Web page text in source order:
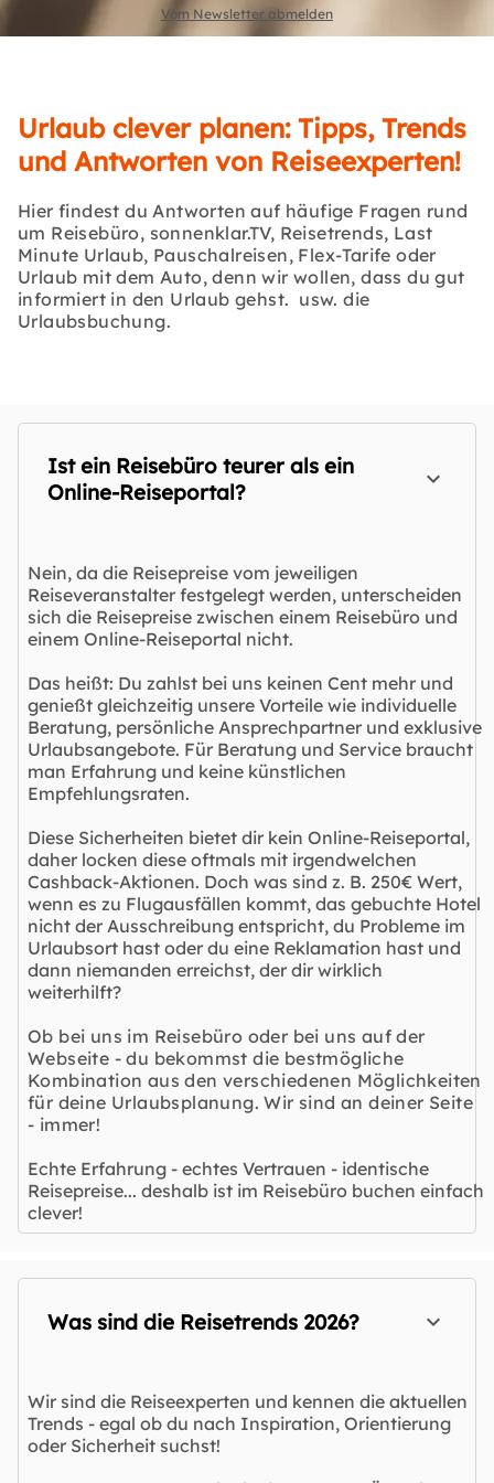
Vom Newsletter abmelden
Urlaub clever planen: Tipps, Trends
und Antworten von Reiseexperten!
Hier findest du Antworten auf häufige Fragen rund
um Reisebüro, sonnenklar.TV, Reisetrends, Last
Minute Urlaub, Pauschalreisen, Flex-Tarife oder
Urlaub mit dem Auto, denn wir wollen, dass du gut
informiert in den Urlaub gehst. usw. die
Urlaubsbuchung.
Ist ein Reisebüro teurer als ein
Online-Reiseportal?
Nein, da die Reisepreise vom jeweiligen
Reiseveranstalter festgelegt werden, unterscheiden
sich die Reisepreise zwischen einem Reisebüro und
einem Online-Reiseportal nicht.
Das heißt: Du zahlst bei uns keinen Cent mehr und
genießt gleichzeitig unsere Vorteile wie individuelle
Beratung, persönliche Ansprechpartner und exklusive
Urlaubsangebote. Für Beratung und Service braucht
man Erfahrung und keine künstlichen
Empfehlungsraten.
Diese Sicherheiten bietet dir kein Online-Reiseportal,
daher locken diese oftmals mit irgendwelchen
Cashback-Aktionen. Doch was sind z. B. 250€ Wert,
wenn es zu Flugausfällen kommt, das gebuchte Hotel
nicht der Ausschreibung entspricht, du Probleme im
Urlaubsort hast oder du eine Reklamation hast und
dann niemanden erreichst, der dir wirklich
weiterhilft?
Ob bei uns im Reisebüro oder bei uns auf der
Webseite - du bekommst die bestmögliche
Kombination aus den verschiedenen Möglichkeiten
für deine Urlaubsplanung. Wir sind an deiner Seite
- immer!
Echte Erfahrung - echtes Vertrauen - identische
Reisepreise... deshalb ist im Reisebüro buchen einfach
clever!
Was sind die Reisetrends 2026?
Wir sind die Reiseexperten und kennen die aktuellen
Trends - egal ob du nach Inspiration, Orientierung
oder Sicherheit suchst!